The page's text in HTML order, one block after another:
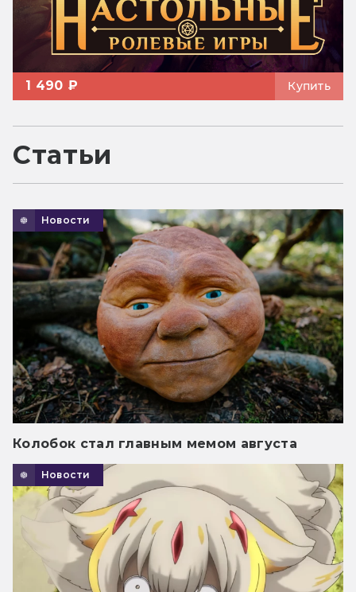
1 490 ₽ Купить
Статьи
Новости
Колобок стал главным мемом августа
Новости